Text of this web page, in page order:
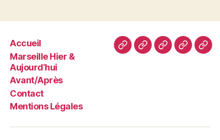
publications
Accueil
Marseille Hier &
Aujourd’hui
Avant/Après
Contact
Mentions Légales
AccueilMarseilleAvant/Après
Contact